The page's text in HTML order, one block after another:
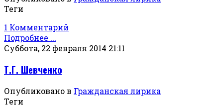
Теги
1 Комментарий
Подробнее ...
Суббота, 22 февраля 2014 21:11
Т.Г. Шевченко
Опубликовано в Гражданская лирика
Теги